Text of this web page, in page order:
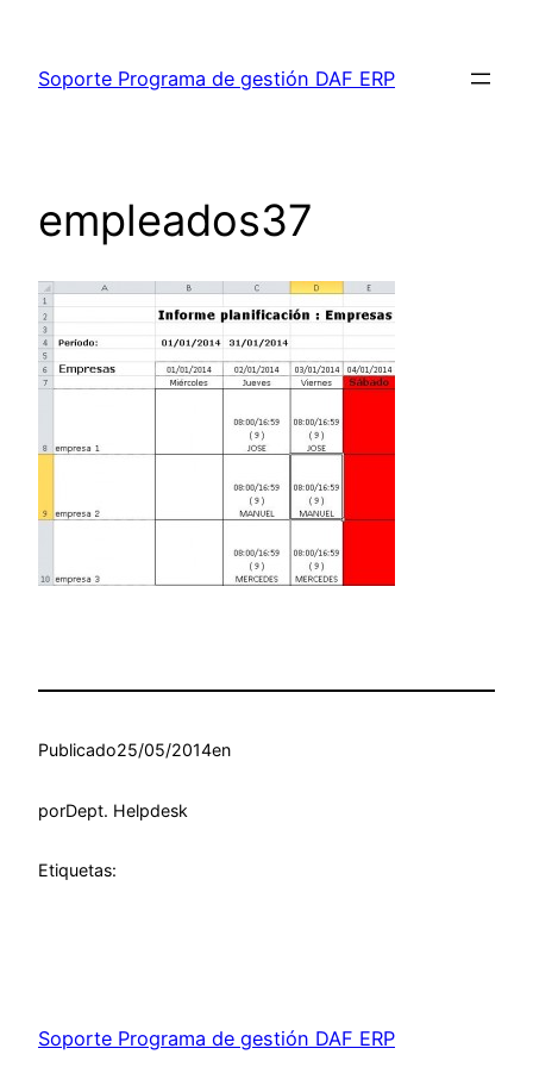
contenido
Soporte Programa de gestión DAF ERP
empleados37
Publicado25/05/2014en
porDept. Helpdesk
Etiquetas:
Soporte Programa de gestión DAF ERP